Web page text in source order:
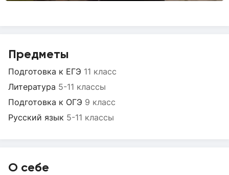
Предметы
Подготовка к ЕГЭ 11 класс
Литература 5-11 классы
Подготовка к ОГЭ 9 класс
Русский язык 5-11 классы
О себе